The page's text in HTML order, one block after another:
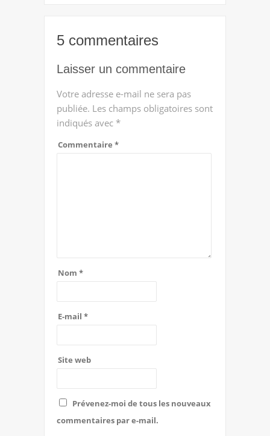
5 commentaires
Laisser un commentaire
Votre adresse e-mail ne sera pas
publiée. Les champs obligatoires sont
indiqués avec *
Commentaire *
Nom *
E-mail *
Site web
Prévenez-moi de tous les nouveaux
commentaires par e-mail.